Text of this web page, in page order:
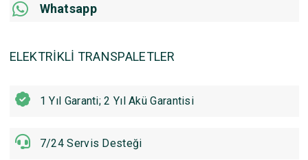
Whatsapp
ELEKTRİKLİ TRANSPALETLER
1 Yıl Garanti; 2 Yıl Akü Garantisi
7/24 Servis Desteği